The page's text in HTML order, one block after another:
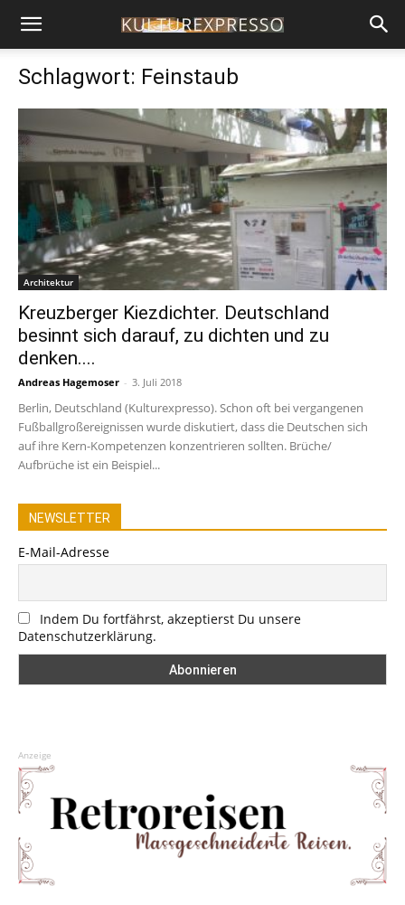
Schlagwort: Feinstaub
Architektur
Kreuzberger Kiezdichter. Deutschland
besinnt sich darauf, zu dichten und zu
denken....
Andreas Hagemoser - 3. Juli 2018
Berlin, Deutschland (Kulturexpresso). Schon oft bei vergangenen
Fußballgroßereignissen wurde diskutiert, dass die Deutschen sich
auf ihre Kern-Kompetenzen konzentrieren sollten. Brüche/
Aufbrüche ist ein Beispiel...
NEWSLETTER
E-Mail-Adresse
Indem Du fortfährst, akzeptierst Du unsere
Datenschutzerklärung.
Anzeige